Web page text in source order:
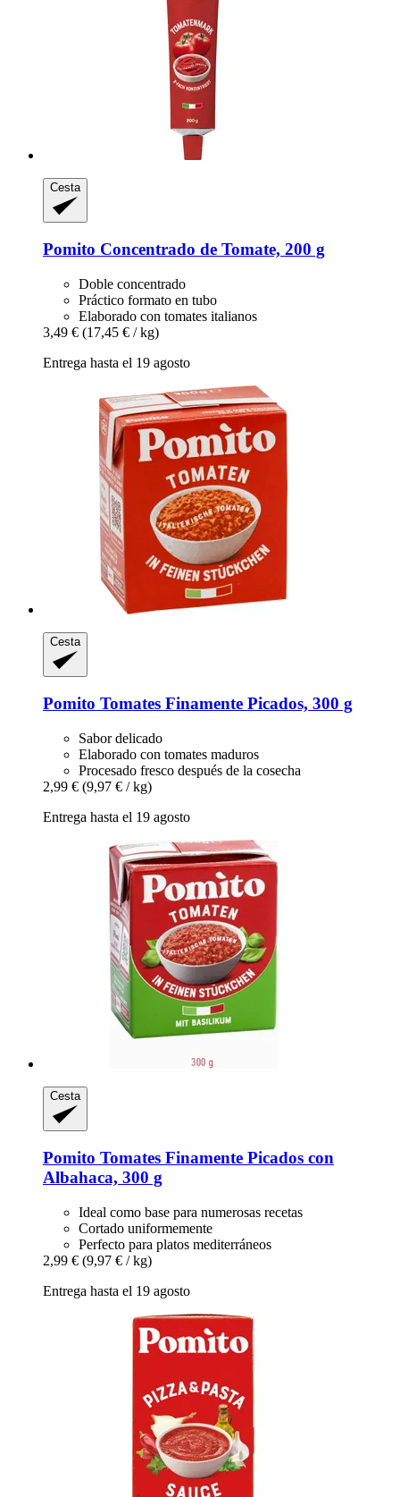
Cesta
Pomito Concentrado de Tomate, 200 g
Doble concentrado
Práctico formato en tubo
Elaborado con tomates italianos
3,49 € (17,45 € / kg)
Entrega hasta el 19 agosto
Cesta
Pomito Tomates Finamente Picados, 300 g
Sabor delicado
Elaborado con tomates maduros
Procesado fresco después de la cosecha
2,99 € (9,97 € / kg)
Entrega hasta el 19 agosto
Cesta
Pomito Tomates Finamente Picados con
Albahaca, 300 g
Ideal como base para numerosas recetas
Cortado uniformemente
Perfecto para platos mediterráneos
2,99 € (9,97 € / kg)
Entrega hasta el 19 agosto